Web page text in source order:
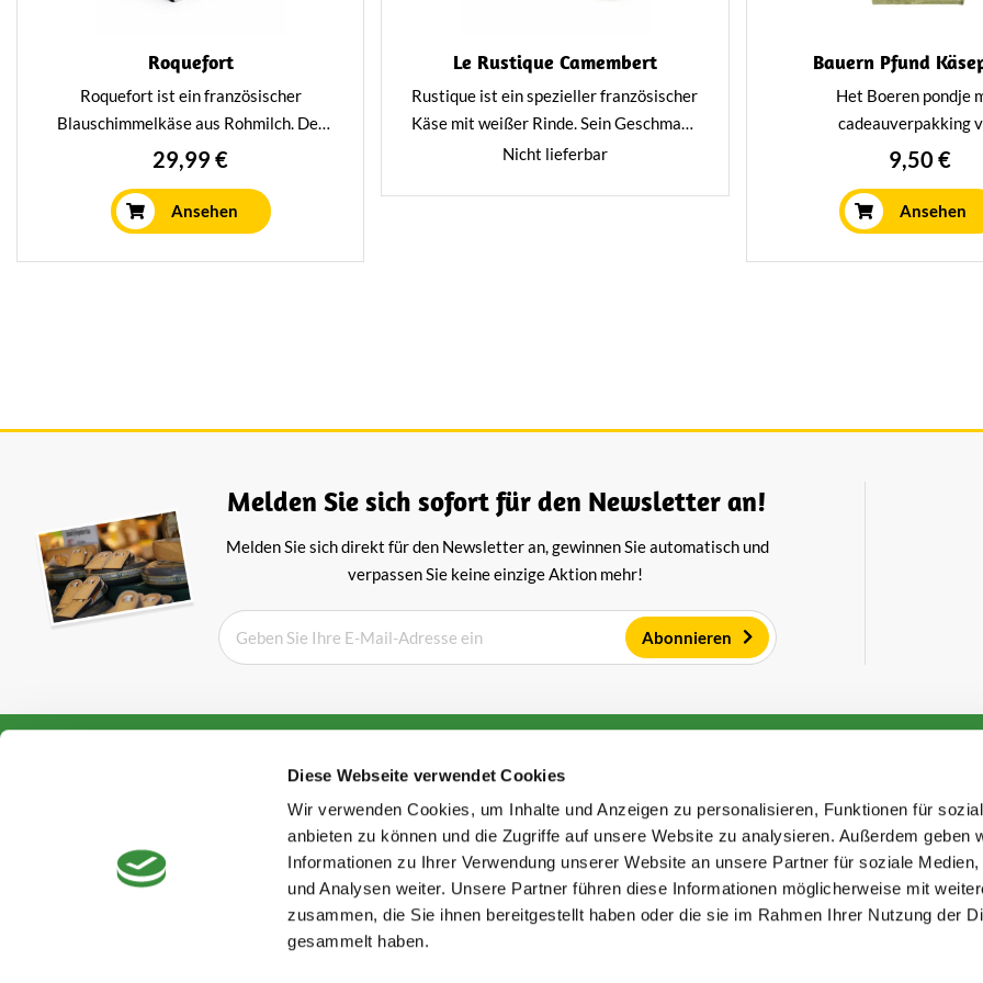
Diese Webseite verwendet Cookies
Wir verwenden Cookies, um Inhalte und Anzeigen zu personalisieren, Funktionen für
anbieten zu können und die Zugriffe auf unsere Website zu analysieren. Außerdem geben
Informationen zu Ihrer Verwendung unserer Website an unsere Partner für soziale Medien,
und Analysen weiter. Unsere Partner führen diese Informationen möglicherweise mit
zusammen, die Sie ihnen bereitgestellt haben oder die sie im Rahmen Ihrer Nutzung der
gesammelt haben.
Roquefort
Roquefort ist ein französischer
Blauschimmelkäse aus Rohmilch. Der
Käse wird auf traditionelle Art und
Weise aus 100 % Schafsmilch
hergestellt und hat einen sehr würzigen
Geschmack. Ein wahrer Genuss für
jeden Käseliebhaber.
29,99 €
Ansehen
Le Rustique Camembert
Rustique ist ein spezieller französischer
Käse mit weißer Rinde. Sein Geschmack
ist herrlich cremig und etwas kräftiger
Nicht lieferbar
Bauern Pfund
Het Boeren pondje
cadeauverpakking
Hoogendoornkaas – net zo
kilo, maar dan net even
Ambachtelijke
prachtige verpakking,
Hollands
9,50 €
Ansehen
Melden Sie sich sofort für den Newsletter an!
Melden Sie sich direkt für den Newsletter an, gewinnen Sie automatisch und
verpassen Sie keine einzige Aktion mehr!
Abonnieren
Rated with 4.8
reviews
AGB
Datenschutzerklärung
Winderruf
Verpackung & Versand
Impressum
Kontaktinformatione
Rücksendungen und Beschwerden
Großhandel für Käse
Lagerungshinweise für Käse
Bezahlmethoden
Häufig gestellte Fragen
Sparen von Punkten